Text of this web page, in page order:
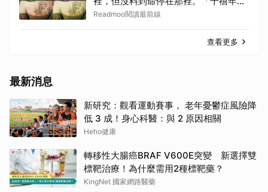
部曲」電子版上架
Readmoo閱讀最前線
查看更多
最新消息
新研究：觀看運動賽事， 老年憂鬱症風險降
低 3 成！身心科醫：與 2 原因相關
Heho健康
轉移性大腸癌BRAF V600E突變 新選擇雙
標靶治療！為什麼需用2種標靶藥？
KingNet 國家網路醫藥